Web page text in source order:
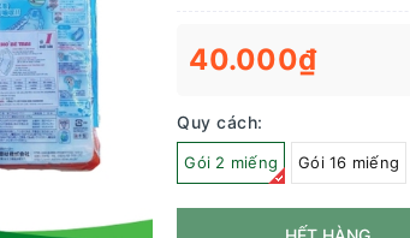
40.000₫
Quy cách:
Gói 2 miếng Gói 16 miếng